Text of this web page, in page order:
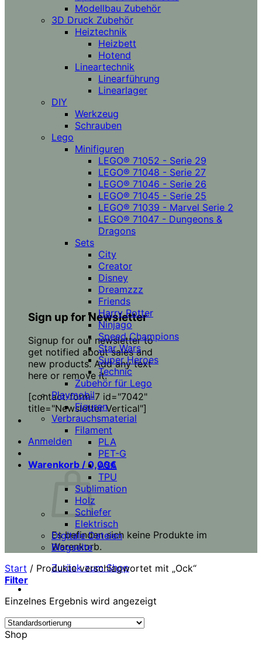
Sign up for Newsletter
Signup for our newsletter to
get notified about sales and
new products. Add any text
here or remove it.
[contact-form-7 id="7042"
title="Newsletter Vertical"]
Anmelden
Warenkorb / 0,00€
Es befinden sich keine Produkte im
Warenkorb.
Zurück zum Shop
Modellbau Zubehör
3D Druck Zubehör
Heiztechnik
Heizbett
Hotend
Lineartechnik
Linearführung
Linearlager
DIY
Werkzeug
Schrauben
Lego
Minifiguren
LEGO® 71052 - Serie 29
LEGO® 71048 - Serie 27
LEGO® 71046 - Serie 26
LEGO® 71045 - Serie 25
LEGO® 71039 - Marvel Serie 2
LEGO® 71047 - Dungeons &
Dragons
Sets
City
Creator
Disney
Dreamzzz
Friends
Harry Potter
Ninjago
Speed Champions
Star Wars
Super Heroes
Technic
Zubehör für Lego
Playmobil
Figuren
Verbrauchsmaterial
Filament
PLA
PET-G
ASA
TPU
Sublimation
Holz
Schiefer
Elektrisch
Digitale Dateien
Blogseite
Start / Produkte verschlagwortet mit „Ock“
Filter
Einzelnes Ergebnis wird angezeigt
Shop